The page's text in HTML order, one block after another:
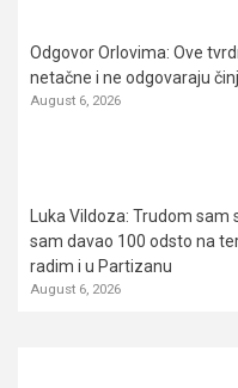
Odgovor Orlovima: ​Ove
netačne i ne odgovaraju
August 6, 2026
Luka Vildoza: Trudom sam
sam davao 100 odsto na
radim i u Partizanu
August 6, 2026